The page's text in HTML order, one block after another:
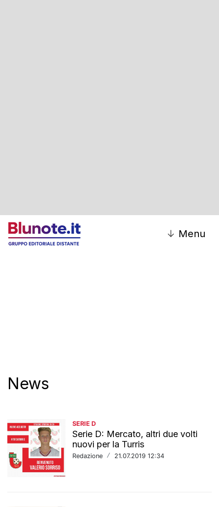
↓ Menu
News
SERIE D
Serie D: Mercato, altri due volti
nuovi per la Turris
Redazione / 21.07.2019 12:34